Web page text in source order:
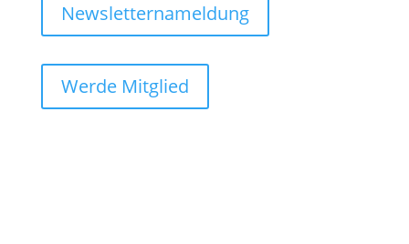
Newsletternameldung
Werde Mitglied